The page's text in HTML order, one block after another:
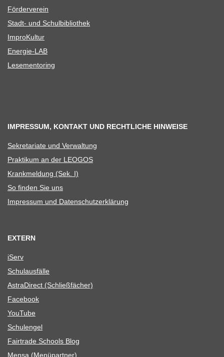
För­der­ver­ein
Stadt- und Schulbibliothek
Impro­Kul­tur
Ener­­gie-LAB
Lese­men­to­ring
IMPRESSUM, KONTAKT UND RECHTLICHE HINWEISE
Sekre­ta­riate und Verwaltung
Prak­ti­kum an der LEOGOS
Krank­mel­dung (Sek. I)
So fin­den Sie uns
Impres­sum und Datenschutzerklärung
EXTERN
iServ
Schul­aus­fälle
Astra­Di­rect (Schließ­fä­cher)
Face­book
You­Tube
Schul­en­gel
Fair­trade Schools Blog
Mensa (Menü­part­ner)